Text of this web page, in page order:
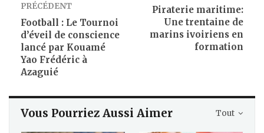
PRÉCÉDENT
Football : Le Tournoi
d’éveil de conscience
lancé par Kouamé
Yao Frédéric à
Azaguié
Piraterie maritime:
Une trentaine de
marins ivoiriens en
formation
Tout
Vous Pourriez Aussi Aimer